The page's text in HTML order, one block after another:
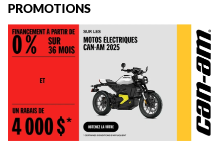
PROMOTIONS